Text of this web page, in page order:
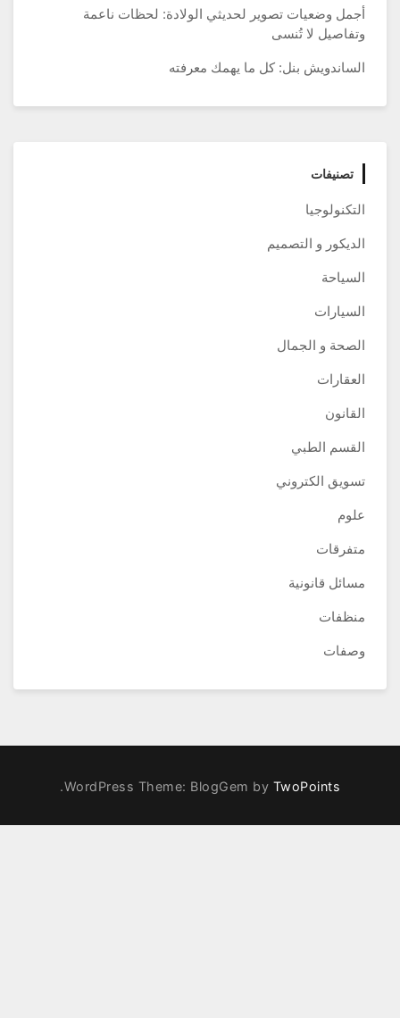
أجمل وضعيات تصوير لحديثي الولادة: لحظات ناعمة
وتفاصيل لا تُنسى
الساندويش بنل: كل ما يهمك معرفته
تصنيفات
التكنولوجيا
الديكور و التصميم
السياحة
السيارات
الصحة و الجمال
العقارات
القانون
القسم الطبي
تسويق الكتروني
متفرقات
مسائل قانونية
منظفات
وصفات
WordPress Theme: BlogGem byTwoPoints
.